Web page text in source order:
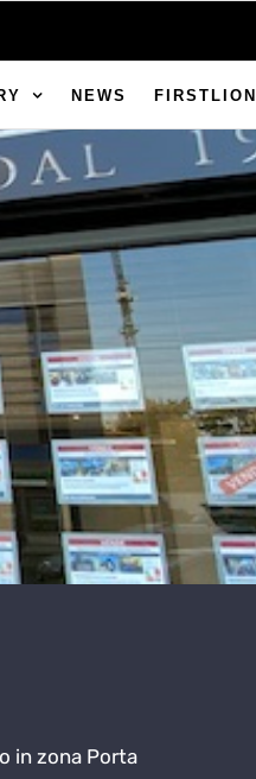
NEWS FIRSTLION
in zona Porta